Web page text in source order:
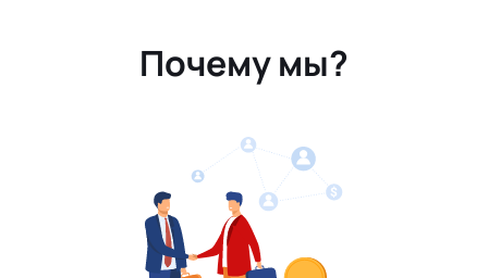
Почему мы?